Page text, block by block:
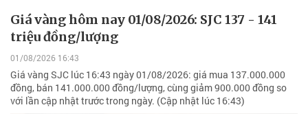
Giá vàng hôm nay 01/08/2026: SJC 137 - 141
triệu đồng/lượng
01/08/2026 16:43
Giá vàng SJC lúc 16:43 ngày 01/08/2026: giá mua 137.000.000
đồng, bán 141.000.000 đồng/lượng, cùng giảm 900.000 đồng so
với lần cập nhật trước trong ngày. (Cập nhật lúc 16:43)